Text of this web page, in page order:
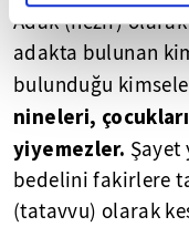
Adak (nezir)
adakta bulunan
bulunduğu
nineleri,
yiyemezler.
bedelini fakirlere
(tatavvu) olarak